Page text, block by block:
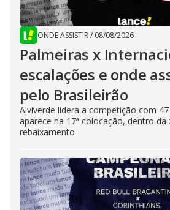
ONDE ASSISTIR/ 08/08/2026
Palmeiras x
escalações e onde
pelo Brasileirão
Alviverde lidera a competição com
aparece na 17ª colocação, dentro da
rebaixamento